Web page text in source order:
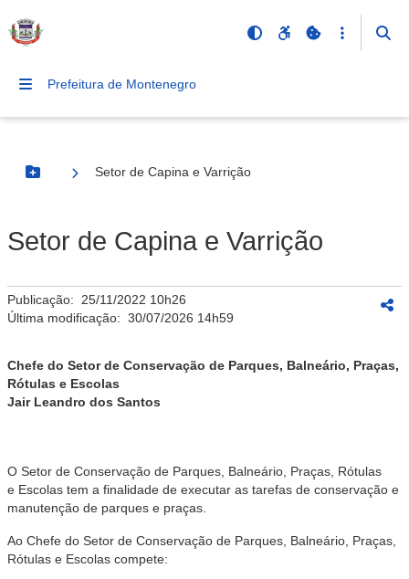
Prefeitura de Montenegro
Botão Menu
Setor de Capina e Varrição
Setor de Capina e Varrição
Publicação: 25/11/2022 10h26
Última modificação: 30/07/2026 14h59
Chefe do Setor de Conservação de Parques, Balneário, Praças,
Rótulas e Escolas
Jair Leandro dos Santos
O Setor de Conservação de Parques, Balneário, Praças, Rótulas
e Escolas tem a finalidade de executar as tarefas de conservação e
manutenção de parques e praças.
Ao Chefe do Setor de Conservação de Parques, Balneário, Praças,
Rótulas e Escolas compete: